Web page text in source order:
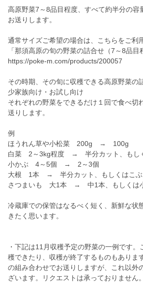
高原野菜7～8品目程度、すべて約半分の容
お送りします。
通常サイズご希望の場合は、こちらをご利
「那須高原の旬の野菜の詰合せ（7～8品目
https://poke-m.com/products/200057
その時期、その旬に収穫できる高原野菜の
少家族向け・お試し向け
それぞれの野菜をできるだけ１回で食べ切
送りします。
例
ほうれん草や小松菜 200g → 100g
白菜 2～3kg程度 → 半分カット、もし
小かぶ 4～5個 → 2～3個
大根 1本 → 半分カット、もしくはこぶ
さつまいも 大1本 → 中1本、もしくは
冷蔵庫での保管はなるべく短く、新鮮な状
きたく思います。
・下記は11月収穫予定の野菜の一例です。
穫できたり、収穫が終了するものもありま
の組み合わせでお送りしますが、これ以外
ざいます。リクエストは承っておりません。